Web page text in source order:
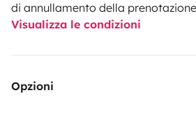
di annullamento della
Visualizza le condizioni
Opzioni